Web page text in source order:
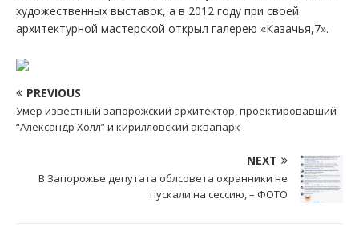
художественных выставок, а в 2012 году при своей
архитектурной мастерской открыл галерею «Казачья,7».
PREVIOUS
Умер известный запорожский архитектор, проектировавший
“Александр Холл” и кирилловский аквапарк
NEXT
В Запорожье депутата облсовета охранники не
пускали на сессию, – ФОТО